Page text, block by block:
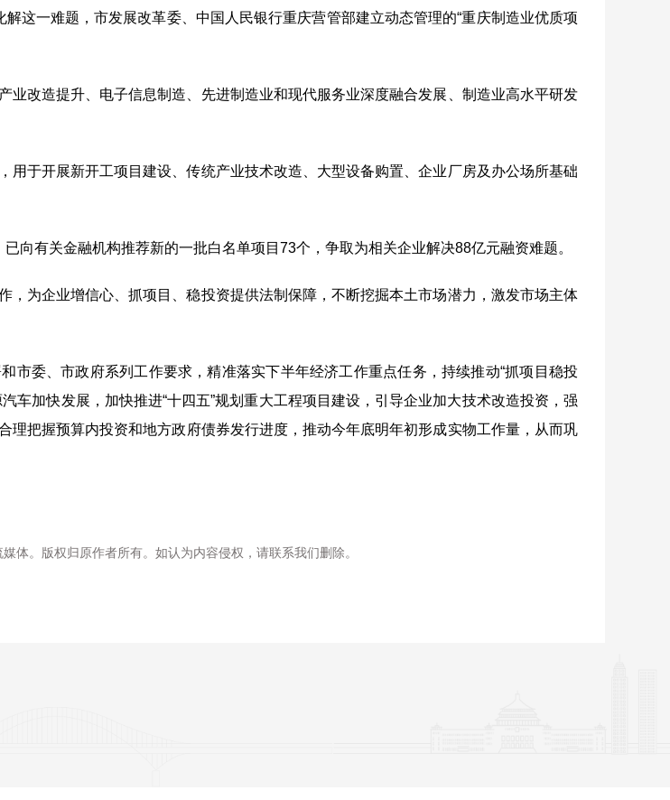
解这一难题，市发展改革委、中国人民银行重庆营管部建立动态管理的“重庆制造业优质项
改造提升、电子信息制造、先进制造业和现代服务业深度融合发展、制造业高水平研发
于开展新开工项目建设、传统产业技术改造、大型设备购置、企业厂房及办公场所基础
向有关金融机构推荐新的一批白名单项目 73个，争取为相关企业解决88亿元融资难题。
为企业增信心、抓项目、稳投资提供法制保障，不断挖掘本土市场潜力，激发市场主体
市委、市政府系列工作要求，精准落实下半年经济工作重点任务，持续推动“抓项目稳投
车加快发展，加快推进“十四五”规划重大工程项目建设，引导企业加大技术改造投资，强
把握预算内投资和地方政府债券发行进度，推动今年底明年初形成实物工作量，从而巩
体。版权归原作者所有。如认为内容侵权，请联系我们删除。